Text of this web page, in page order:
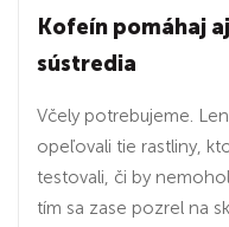
Kofeín pomáhaj
sústredia
Včely potrebujeme.
opeľovali tie rastliny,
testovali, či by
tím sa zase pozrel na